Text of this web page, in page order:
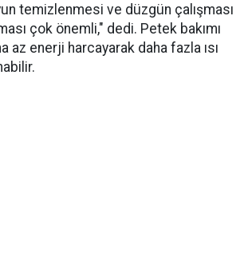
temizlenmesi ve düzgün çalışması
çok önemli," dedi. Petek bakımı
az enerji harcayarak daha fazla ısı